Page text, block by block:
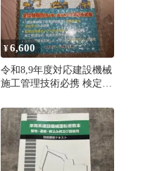
¥6,600
令和8,9年度対応建設機械
施工管理技術必携 検定試